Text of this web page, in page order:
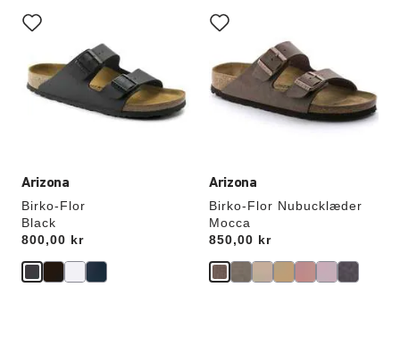
Arizona
Birko-Flor
Black
Price:
800,00 kr
med
prøvefarver
opdatere
produktbilledet
Arizona
Birko-Flor Nubucklæder
Mocca
Price:
850,00 kr
med
prøvefarver
opdatere
produktbilledet